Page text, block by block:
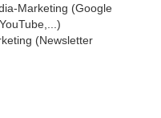
Marketing (Google
(Newsletter